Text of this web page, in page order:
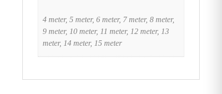
4 meter, 5 meter, 6 meter, 7 meter, 8 meter,
9 meter, 10 meter, 11 meter, 12 meter, 13
meter, 14 meter, 15 meter